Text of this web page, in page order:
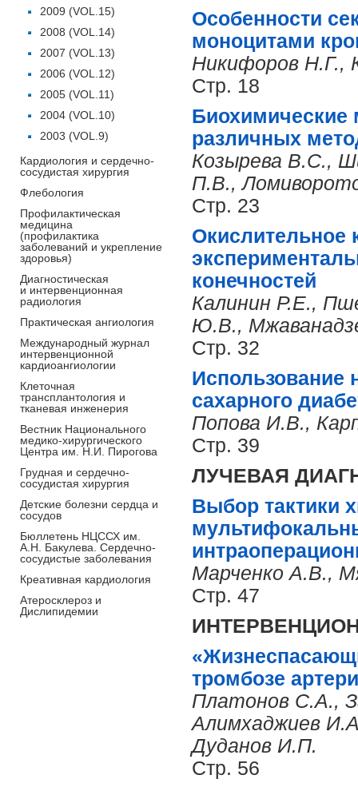
Особенности
моноцитами
Никифоров Н.Г.,
Стр. 18
Биохимические
различных
Козырева В.С.,
П.В.,
Стр. 23
Окислительное
конечностей
Калинин Р.Е.,
Ю.В.,
Стр. 32
Использование
сахарного
Попова И.В.,
Стр. 39
ЛУЧЕВАЯ
Выбор тактики
Марченко А.В.,
Стр. 47
тромбозе
Платонов С.А.,
Алимхаджиев
Дуданов И.П.
Стр. 56
2009 (VOL.15)
2008 (VOL.14)
2007 (VOL.13)
2006 (VOL.12)
2005 (VOL.11)
2004 (VOL.10)
2003 (VOL.9)
Кардиология и сердечно-
сосудистая хирургия
Флебология
Профилактическая
медицина
(профилактика
заболеваний и укрепление
здоровья)
Диагностическая
и интервенционная
радиология
Практическая ангиология
Международный журнал
интервенционной
кардиоангиологии
Клеточная
трансплантология и
тканевая инженерия
Вестник Национального
медико-хирургического
Центра им. Н.И. Пирогова
Грудная и сердечно-
сосудистая хирургия
Детские болезни сердца и
сосудов
Бюллетень НЦССХ им.
А.Н. Бакулева. Сердечно-
сосудистые заболевания
Креативная кардиология
Атеросклероз и
Дислипидемии